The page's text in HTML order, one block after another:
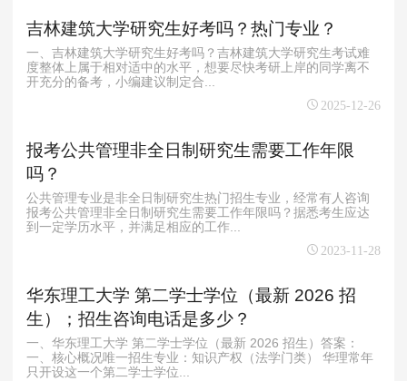
吉林建筑大学研究生好考吗？热门专业？
一、吉林建筑大学研究生好考吗？吉林建筑大学研究生考试难
度整体上属于‌相对适中‌的水平，想要尽快考研上岸的同学离不
开充分的备考，小编建议制定合...
2025-12-26
报考公共管理非全日制研究生需要工作年限
吗？
公共管理专业是非全日制研究生热门招生专业，经常有人咨询
报考公共管理非全日制研究生需要工作年限吗？据悉考生应达
到一定学历水平，并满足相应的工作...
2023-11-28
华东理工大学 第二学士学位（最新 2026 招
生）；招生咨询电话是多少？
一、华东理工大学 第二学士学位（最新 2026 招生）答案：
一、核心概况唯一招生专业：知识产权（法学门类） 华理常年
只开设这一个第二学士学位...